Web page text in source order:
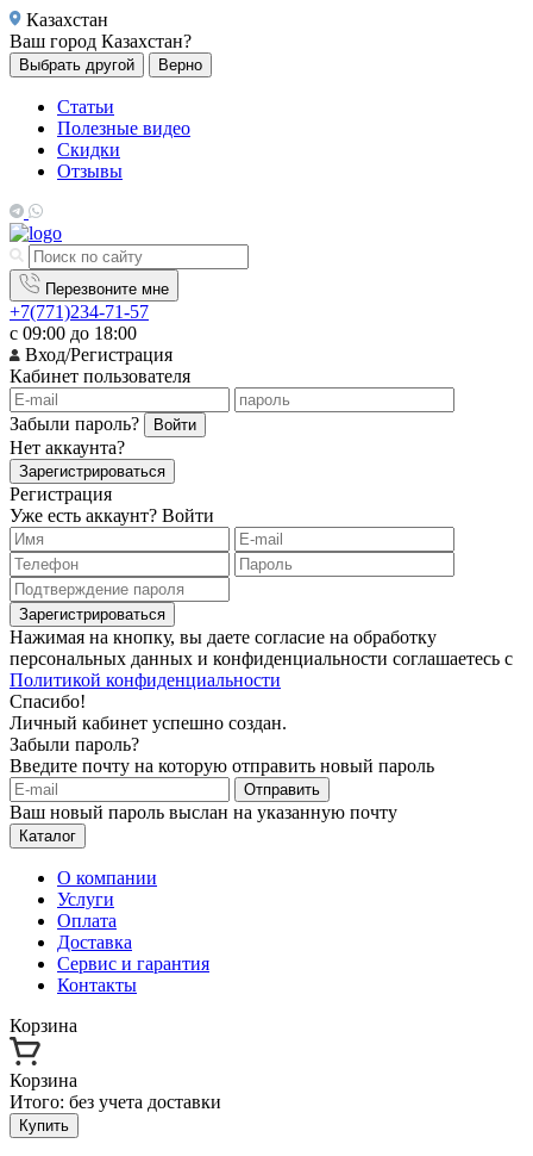
Казахстан
Ваш город Казахстан?
Выбрать другой Верно
Статьи
Полезные видео
Скидки
Отзывы
Перезвоните мне
+7(771)234-71-57
с 09:00 до 18:00
Вход/Регистрация
Кабинет пользователя
Забыли пароль? Войти
Нет аккаунта?
Зарегистрироваться
Регистрация
Уже есть аккаунт? Войти
Зарегистрироваться
Нажимая на кнопку, вы даете согласие на обработку
персональных данных и конфиденциальности соглашаетесь с
Политикой конфиденциальности
Спасибо!
Личный кабинет успешно создан.
Забыли пароль?
Введите почту на которую отправить новый пароль
Отправить
Ваш новый пароль выслан на указанную почту
Каталог
О компании
Услуги
Оплата
Доставка
Сервис и гарантия
Контакты
Корзина
Корзина
Итого: без учета доставки
Купить